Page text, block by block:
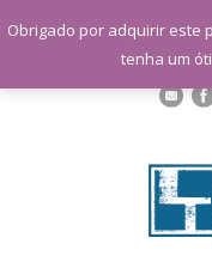
Obrigado por adquirir este
tenha um